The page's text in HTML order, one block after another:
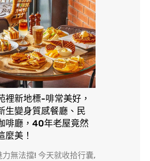
裡新地標-啡常美好，
生變身質感餐廳、民
啡廳，40年老屋竟然
麼美！
力無法擋! 今天就收拾行囊,